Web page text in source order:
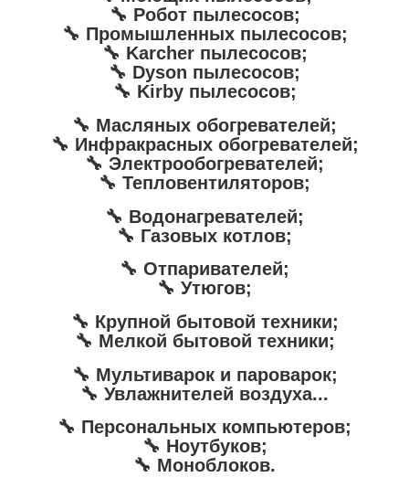
🔧 Робот пылесосов;
🔧 Промышленных пылесосов;
🔧 Karcher пылесосов;
🔧 Dyson пылесосов;
🔧 Kirby пылесосов;
🔧 Масляных обогревателей;
🔧 Инфракрасных обогревателей;
🔧 Электрообогревателей;
🔧 Тепловентиляторов;
🔧 Водонагревателей;
🔧 Газовых котлов;
🔧 Отпаривателей;
🔧 Утюгов;
🔧 Крупной бытовой техники;
🔧 Мелкой бытовой техники;
🔧 Мультиварок и пароварок;
🔧 Увлажнителей воздуха...
🔧 Персональных компьютеров;
🔧 Ноутбуков;
🔧 Моноблоков.